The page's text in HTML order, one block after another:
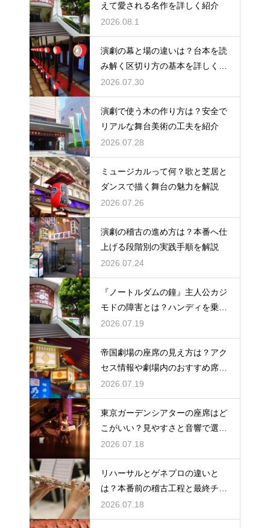
えて愛される名作を詳しく紹介
2026.08.1
演劇の幕と場の違いは？台本を読
み解く区切り方の基本を詳しく解
説
2026.07.30
演劇で使う木の作り方は？安全で
リアルな舞台美術の工夫を紹介
2026.07.28
ミュージカルって何？歌と芝居と
ダンスで描く舞台の魅力を解説
2026.07.26
演劇の稽古の進め方は？本番へ仕
上げる段階別の実践手順を解説
2026.07.24
『ノートルダムの鐘』主人公カジ
モドの障害とは？ハンディを乗り
越える姿に感動
2026.07.19
帝国劇場の座席の見え方は？アク
セス情報や劇場内のおすすめ席を
徹底ガイド
2026.07.19
東京ガーデンシアターの座席はど
こがいい？見やすさと音響で選ぶ
おすすめのポジション
2026.07.18
リハーサルとゲネプロの違いと
は？本番前の稽古工程と最終チェ
ックの意味を解説
2026.07.18